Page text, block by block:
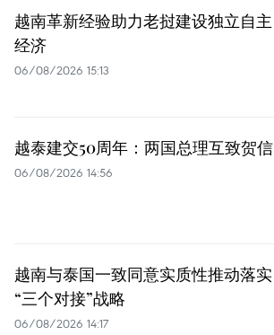
越南革新经验助力老挝建设独立自主
经济
06/08/2026 15:13
越泰建交50周年：两国总理互致贺信
06/08/2026 14:56
越南与泰国一致同意实质性推动落实
“三个对接”战略
06/08/2026 14:17